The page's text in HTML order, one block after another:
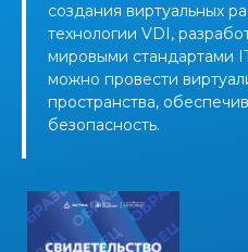
создания виртуальных
технологии VDI,
мировыми стандартами
можно провести
пространства,
безопасность.